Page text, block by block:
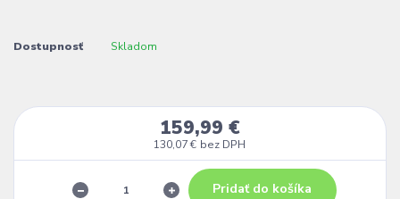
Dostupnosť Skladom
159,99 €
130,07 € bez DPH
Pridať do košíka